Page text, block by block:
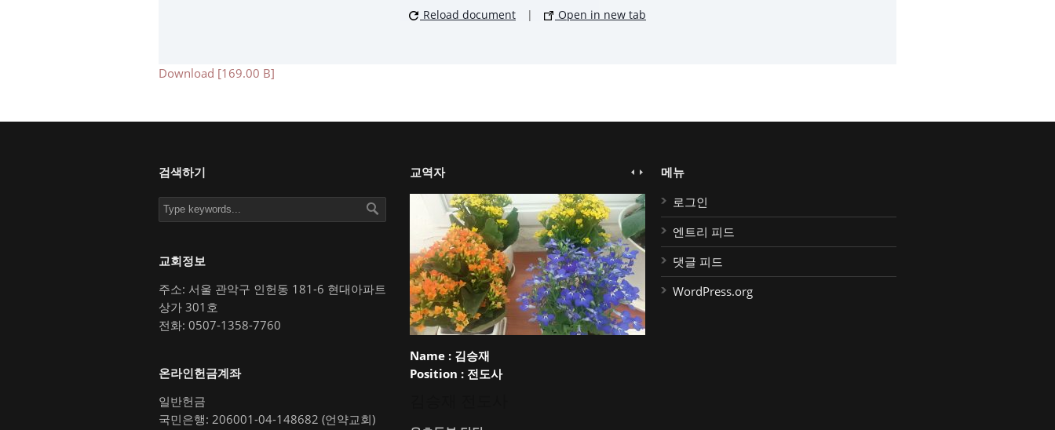
Reload document | Open in new tab
Download [169.00 B]
검색하기
교회정보
주소: 서울 관악구 인헌동 181-6 현대아파트
상가 301호
전화: 0507-1358-7760
온라인헌금계좌
일반헌금
국민은행: 206001-04-148682 (언약교회)
교역자
Name :김승재
Position :전도사
메뉴
로그인
엔트리 피드
댓글 피드
WordPress.org